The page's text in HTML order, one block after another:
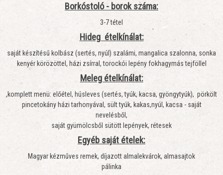
Borkóstoló - borok száma:
3-7 tétel
Hideg ételkínálat:
saját készítésű kolbász (sertés, nyúl) szalámi, mangalica szalonna, sonka
kenyér körözöttel, házi zsírral, torockói lepény fokhagymás tejföllel
Meleg ételkínálat:
,komplett menü: előétel, húsleves (sertés, tyúk, kacsa, gyöngytyúk), pörkölt
pincetokány házi tarhonyával, sült tyúk, kakas,nyúl, kacsa - saját
nevelésből,
saját gyümölcsből sütött lepények, rétesek
Egyéb saját ételek:
Magyar kézműves remek, díjazott almalekvárok, almasajtok
pálinka